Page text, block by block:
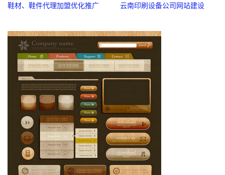
鞋材、鞋件代理加盟优化推广 云南印刷设备公司网站建设